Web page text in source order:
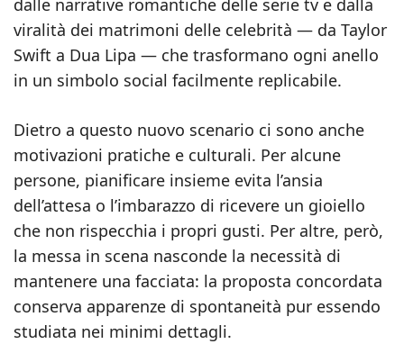
dalle narrative romantiche delle serie tv e dalla
viralità dei matrimoni delle celebrità — da Taylor
Swift a Dua Lipa — che trasformano ogni anello
in un simbolo social facilmente replicabile.
Dietro a questo nuovo scenario ci sono anche
motivazioni pratiche e culturali. Per alcune
persone, pianificare insieme evita l’ansia
dell’attesa o l’imbarazzo di ricevere un gioiello
che non rispecchia i propri gusti. Per altre, però,
la messa in scena nasconde la necessità di
mantenere una facciata: la proposta concordata
conserva apparenze di spontaneità pur essendo
studiata nei minimi dettagli.